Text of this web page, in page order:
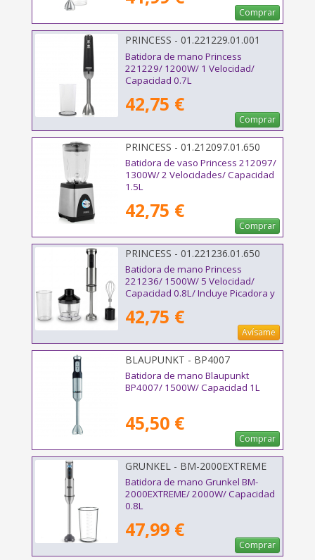
Comprar
PRINCESS - 01.221229.01.001
Batidora de mano Princess
221229/ 1200W/ 1 Velocidad/
Capacidad 0.7L
42,75 €
Comprar
PRINCESS - 01.212097.01.650
Batidora de vaso Princess 212097/
1300W/ 2 Velocidades/ Capacidad
1.5L
42,75 €
Comprar
PRINCESS - 01.221236.01.650
Batidora de mano Princess
221236/ 1500W/ 5 Velocidad/
Capacidad 0.8L/ Incluye Picadora y
42,75 €
Avísame
BLAUPUNKT - BP4007
Batidora de mano Blaupunkt
BP4007/ 1500W/ Capacidad 1L
45,50 €
Comprar
GRUNKEL - BM-2000EXTREME
Batidora de mano Grunkel BM-
2000EXTREME/ 2000W/ Capacidad
0.8L
47,99 €
Comprar